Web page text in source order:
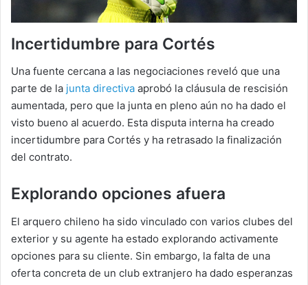
Incertidumbre para Cortés
Una fuente cercana a las negociaciones reveló que una
parte de la junta directiva aprobó la cláusula de rescisión
aumentada, pero que la junta en pleno aún no ha dado el
visto bueno al acuerdo. Esta disputa interna ha creado
incertidumbre para Cortés y ha retrasado la finalización
del contrato.
Explorando opciones afuera
El arquero chileno ha sido vinculado con varios clubes del
exterior y su agente ha estado explorando activamente
opciones para su cliente. Sin embargo, la falta de una
oferta concreta de un club extranjero ha dado esperanzas